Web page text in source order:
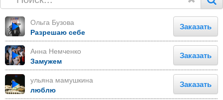
Ольга Бузова
Разрешаю себе
Заказать
Анна Немченко
Замужем
Заказать
ульяна мамушкина
люблю
Заказать